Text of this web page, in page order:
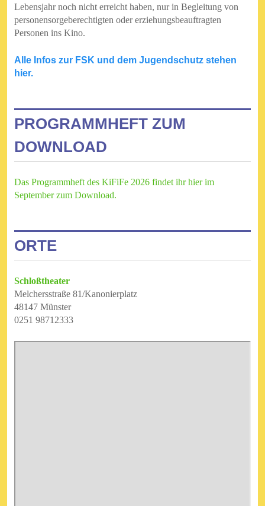
Lebensjahr noch nicht erreicht haben, nur in Begleitung von
personensorgeberechtigten oder erziehungsbeauftragten
Personen ins Kino.
Alle Infos zur FSK und dem Jugendschutz stehen
hier.
PROGRAMMHEFT ZUM
DOWNLOAD
Das Programmheft des KiFiFe 2026 findet ihr hier im
September zum Download.
ORTE
Schloßtheater
Melchersstraße 81/Kanonierplatz
48147 Münster
0251 98712333